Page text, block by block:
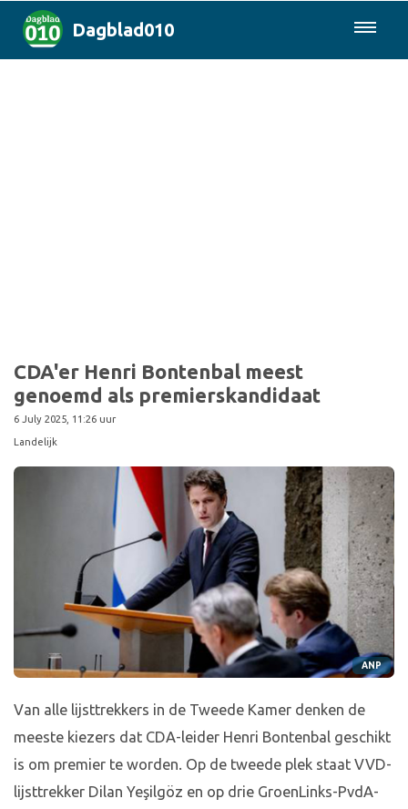
Dagblad010
CDA'er Henri Bontenbal meest
genoemd als premierskandidaat
6 July 2025, 11:26 uur
Landelijk
ANP
Van alle lijsttrekkers in de Tweede Kamer denken de
meeste kiezers dat CDA-leider Henri Bontenbal geschikt
is om premier te worden. Op de tweede plek staat VVD-
lijsttrekker Dilan Yeşilgöz en op drie GroenLinks-PvdA-